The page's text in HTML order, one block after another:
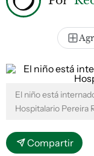
El niño está
Hospitalario Pereira
Compartir